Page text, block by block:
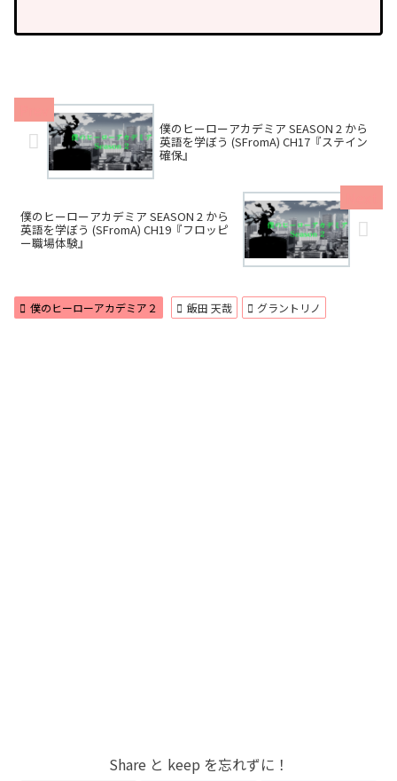
僕のヒーローアカデミア SEASON 2 から
英語を学ぼう (SFromA) CH17『ステイン
確保』
僕のヒーローアカデミア SEASON 2 から
英語を学ぼう (SFromA) CH19『フロッピ
ー職場体験』
僕のヒーローアカデミア２ 飯田 天哉 グラントリノ
Share と keep を忘れずに！